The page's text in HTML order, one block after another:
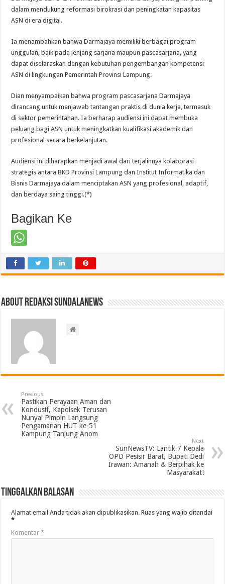
dalam mendukung reformasi birokrasi dan peningkatan kapasitas
ASN di era digital.
Ia menambahkan bahwa Darmajaya memiliki berbagai program
unggulan, baik pada jenjang sarjana maupun pascasarjana, yang
dapat diselaraskan dengan kebutuhan pengembangan kompetensi
ASN di lingkungan Pemerintah Provinsi Lampung.
Dian menyampaikan bahwa program pascasarjana Darmajaya
dirancang untuk menjawab tantangan praktis di dunia kerja, termasuk
di sektor pemerintahan. Ia berharap audiensi ini dapat membuka
peluang bagi ASN untuk meningkatkan kualifikasi akademik dan
profesional secara berkelanjutan.
Audiensi ini diharapkan menjadi awal dari terjalinnya kolaborasi
strategis antara BKD Provinsi Lampung dan Institut Informatika dan
Bisnis Darmajaya dalam menciptakan ASN yang profesional, adaptif,
dan berdaya saing tinggi.(*)
Bagikan Ke
About Redaksi Sundalanews
Previous
Pastikan Perayaan Aman dan
Kondusif, Kapolsek Terusan
Nunyai Pimpin Langsung
Pengamanan HUT ke-51
Kampung Tanjung Anom
Next
SunNewsTV: Lantik 7 Kepala
OPD Pesisir Barat, Bupati Dedi
Irawan: Amanah & Berpihak ke
Masyarakat!
Tinggalkan Balasan
Alamat email Anda tidak akan dipublikasikan. Ruas yang wajib ditandai
*
Komentar*